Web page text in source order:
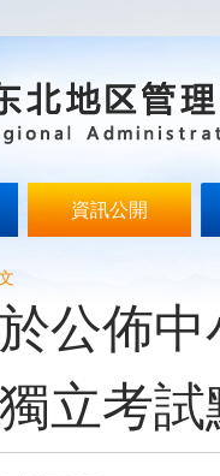
資訊公開
公佈
立考